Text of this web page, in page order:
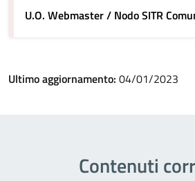
U.O. Webmaster / Nodo SITR
Ultimo aggiornamento: 04/01/2023
Contenuti